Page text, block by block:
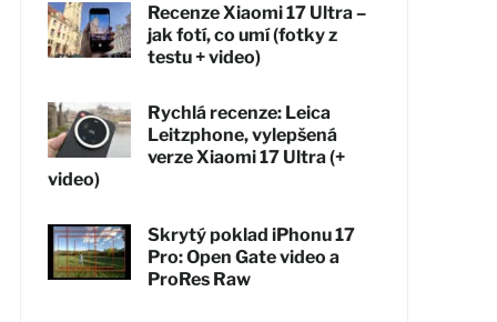
Recenze Xiaomi 17 Ultra –
jak fotí, co umí (fotky z
testu + video)
Rychlá recenze: Leica
Leitzphone, vylepšená
verze Xiaomi 17 Ultra (+
video)
Skrytý poklad iPhonu 17
Pro: Open Gate video a
ProRes Raw